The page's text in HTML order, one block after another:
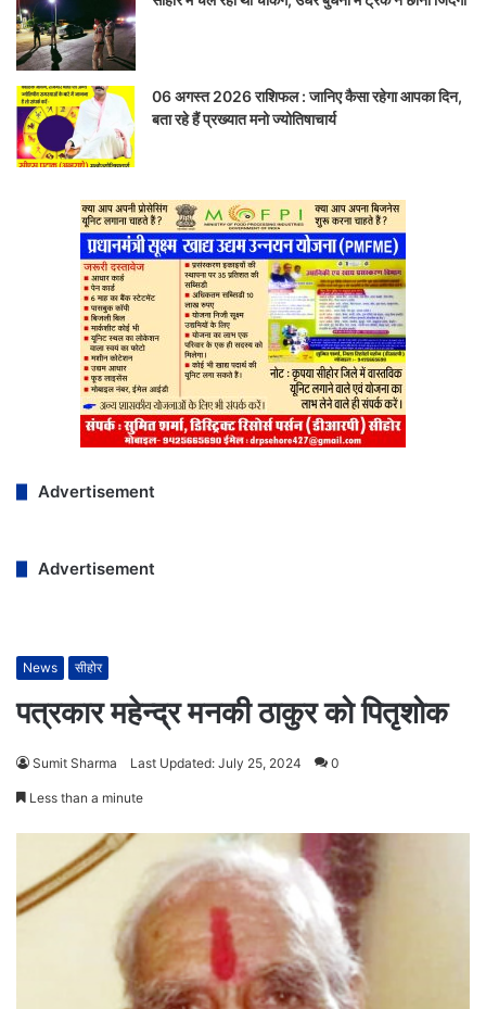
06 अगस्त 2026 राशिफल : जानिए कैसा रहेगा आपका दिन,
बता रहे हैं प्रख्यात मनो ज्योतिषाचार्य
Advertisement
Advertisement